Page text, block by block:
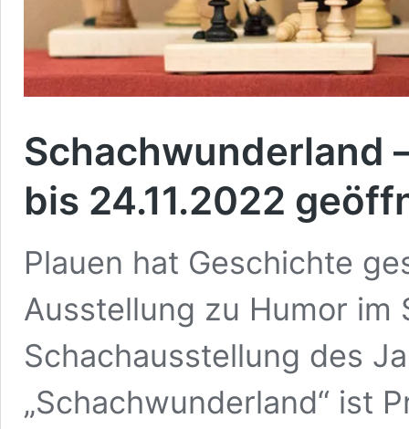
Schachwunderland
bis 24.11.2022
Plauen hat Geschichte
Ausstellung zu Humor im
Schachausstellung des
„Schachwunderland“ ist